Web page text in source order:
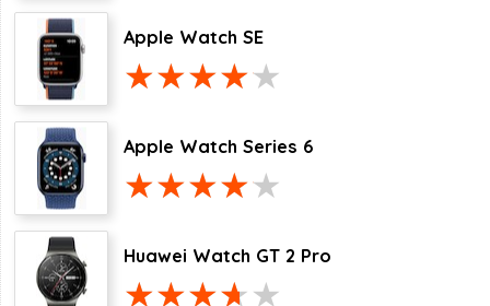
Apple Watch SE
Apple Watch Series 6
Huawei Watch GT 2 Pro